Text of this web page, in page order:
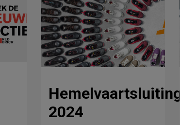
Hemelvaartsluiting
2024